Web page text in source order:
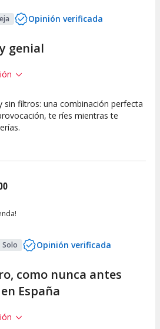
Opinión verificada
genial
10
en
10
sin filtros: una combinación perfecta
te ríes mientras te
Solo Opinión verificada
como nunca antes
España